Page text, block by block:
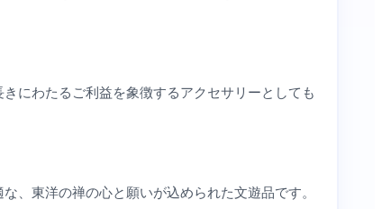
にわたるご利益を象徴するアクセサリーとしても
、東洋の禅の心と願いが込められた文遊品です。